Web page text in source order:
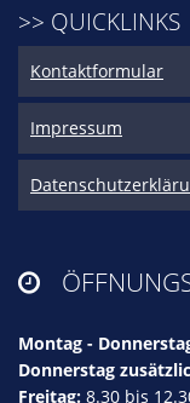
>> QUICKLINKS
Kontaktformular
Impressum

Montag -
Donnerstag
Freitag: 8.30 bis